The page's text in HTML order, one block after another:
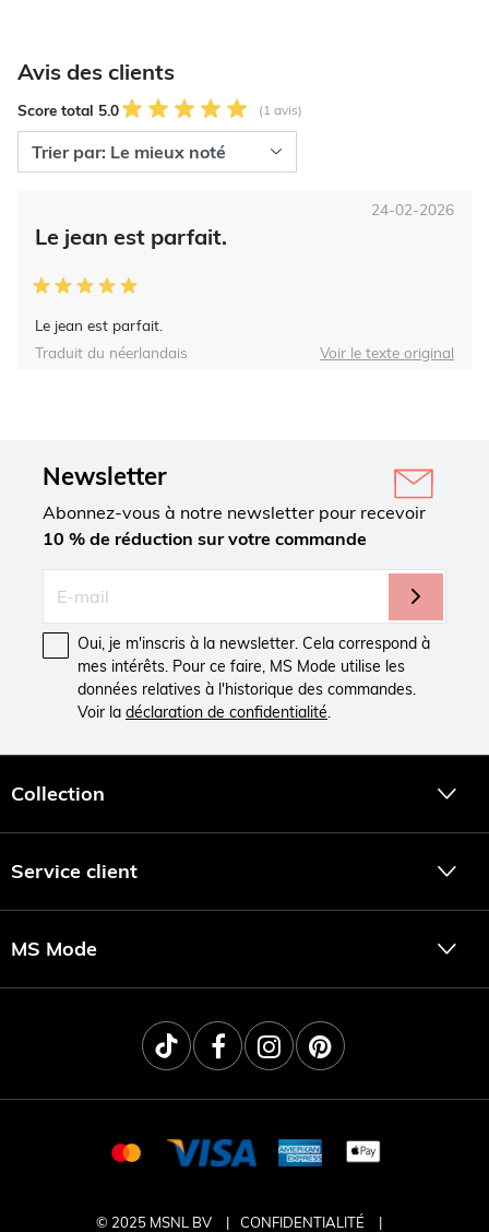
Avis des clients
Score total 5.0 (1 avis)
Le jean est parfait.
Le jean est parfait.
24-02-2026
Traduit du néerlandais Voir le texte original
Newsletter
Abonnez-vous à notre newsletter pour recevoir
10 % de réduction sur votre commande
Oui, je m'inscris à la newsletter. Cela correspond à
mes intérêts. Pour ce faire, MS Mode utilise les
données relatives à l'historique des commandes.
Voir la déclaration de confidentialité.
Collection
Service client
MS Mode
© 2025 MSNL BV
CONFIDENTIALITÉ